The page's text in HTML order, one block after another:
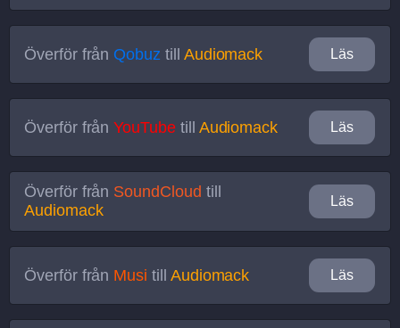
Överför från Qobuz till Audiomack Läs
Överför frånYouTubetill Audiomack Läs
Överför från SoundCloud till
Audiomack
Läs
Överför från Musi till Audiomack Läs